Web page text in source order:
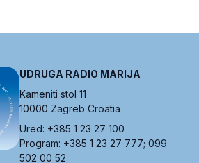
UDRUGA RADIO MARIJA
Kameniti stol 11
10000 Zagreb Croatia
Ured: +385 1 23 27 100
Program: +385 1 23 27 777; 099
502 00 52